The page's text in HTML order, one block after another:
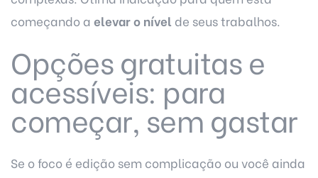
começando a elevar o nível de seus trabalhos.
Opções gratuitas e
acessíveis: para
começar, sem gastar
Se o foco é edição sem complicação ou você ainda